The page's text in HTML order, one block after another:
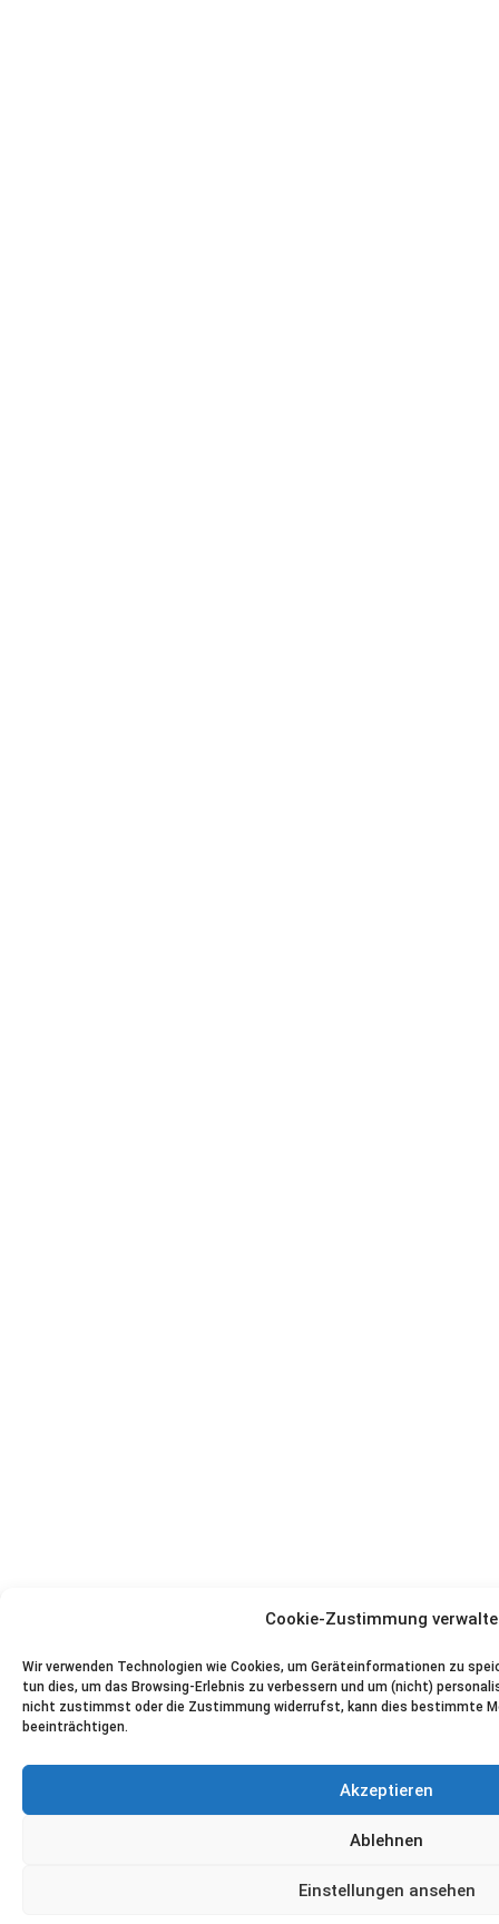
Cookie-Zustimmung
Wir verwenden Technologien wie Cookies, um Geräteinformationen zu
tun dies, um das Browsing-Erlebnis zu verbessern und um (nicht)
nicht zustimmst oder die Zustimmung widerrufst, kann dies bestimmte
beeinträchtigen.
Akzeptieren
Ablehnen
Einstellungen ansehen